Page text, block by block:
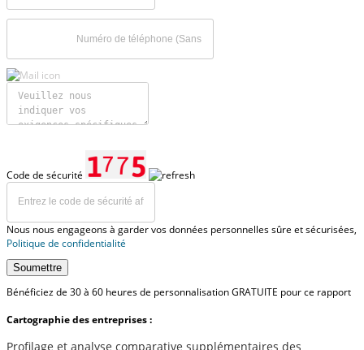
Code de sécurité
Nous nous engageons à garder vos données personnelles sûre et sécurisées,
Politique de confidentialité
Soumettre
Bénéficiez de 30 à 60 heures de personnalisation GRATUITE pour ce rapport
Cartographie des entreprises :
Profilage et analyse comparative supplémentaires des